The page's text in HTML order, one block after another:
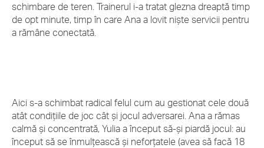
schimbare de teren. Trainerul i-a tratat glezna dreaptă timp
de opt minute, timp în care Ana a lovit niște servicii pentru
a rămâne conectată.
Aici s-a schimbat radical felul cum au gestionat cele două
atât condițiile de joc cât și jocul adversarei. Ana a rămas
calmă și concentrată, Yulia a început să-și piardă jocul: au
început să se înmulțească și neforțatele (avea să facă 18